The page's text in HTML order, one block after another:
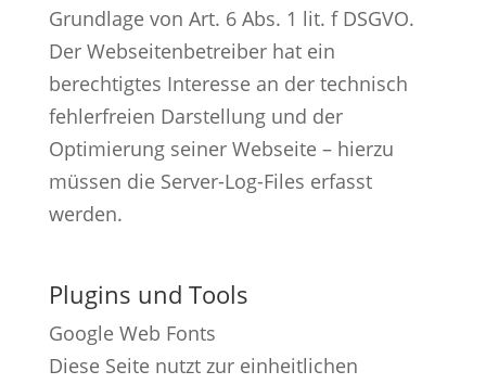
Grundlage von Art. 6 Abs. 1 lit. f DSGVO.
Der Webseitenbetreiber hat ein
berechtigtes Interesse an der technisch
fehlerfreien Darstellung und der
Optimierung seiner Webseite – hierzu
müssen die Server-Log-Files erfasst
werden.
Plugins und Tools
Google Web Fonts
Diese Seite nutzt zur einheitlichen